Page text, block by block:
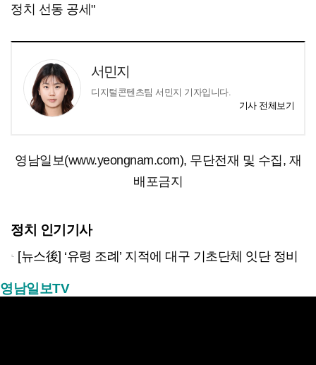
정치 선동 공세"
서민지
디지털콘텐츠팀 서민지 기자입니다.
기사 전체보기
영남일보(www.yeongnam.com), 무단전재 및 수집, 재
배포금지
정치 인기기사
[뉴스後] ‘유령 조례’ 지적에 대구 기초단체 잇단 정비
영남일보TV